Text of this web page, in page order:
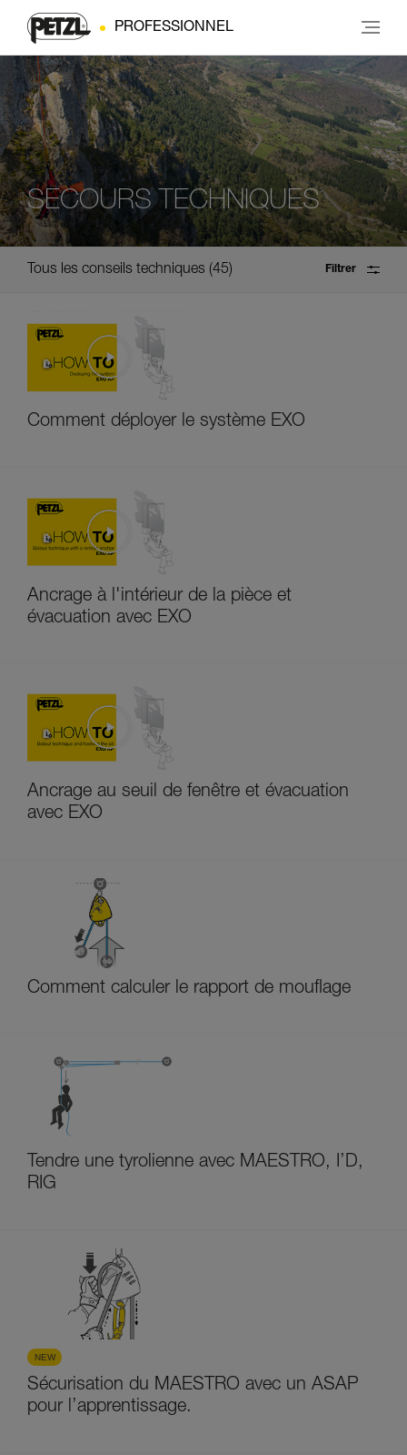
PROFESSIONNEL
SECOURS TECHNIQUES
Tous les conseils techniques 45 Filtrer
Comment déployer le système EXO
Ancrage à l'intérieur de la pièce et
évacuation avec EXO
Ancrage au seuil de fenêtre et évacuation
avec EXO
Comment calculer le rapport de mouflage
Tendre une tyrolienne avec MAESTRO, I’D,
RIG
NEW
Sécurisation du MAESTRO avec un ASAP
pour l’apprentissage.